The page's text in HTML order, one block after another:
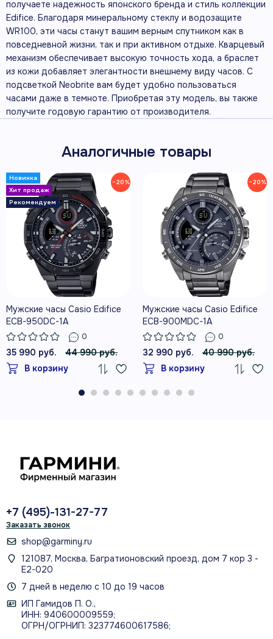
получаете надежность японского бренда и стиль коллекции
Edifice. Благодаря минеральному стеклу и водозащите
WR100, эти часы станут вашим верным спутником как в
повседневной жизни, так и при активном отдыхе. Кварцевый
механизм обеспечивает высокую точность хода, а браслет
из кожи добавляет элегантности внешнему виду часов. С
подсветкой Neobrite вам будет удобно пользоваться
часами даже в темноте. Приобретая эту модель, вы также
получите годовую гарантию от производителя.
Аналогичные товары
−20%
Мужские часы Casio Edifice
ECB-950DC-1A
0
35 990 руб.
44 990 руб.
В корзину
−20%
Мужские часы Casio Edifice
ECB-900MDC-1A
0
32 990 руб.
40 990 руб.
В корзину
+7 (495)-131-27-77
Заказать звонок
shop@garminy.ru
121087, Москва, Багратионовский проезд, дом 7 кор 3 -
Е2-020
7 дней в неделю с 10 до 19 часов
ИП Гамидов П. О.,
ИНН: 940600009559;
ОГРН/ОГРНИП: 323774600617586;